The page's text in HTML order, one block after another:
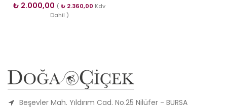
₺ 2.000,00 ( ₺ 2.360,00 Kdv
Dahil )
Beşevler Mah. Yıldırım Cad. No.25 Nilüfer - BURSA